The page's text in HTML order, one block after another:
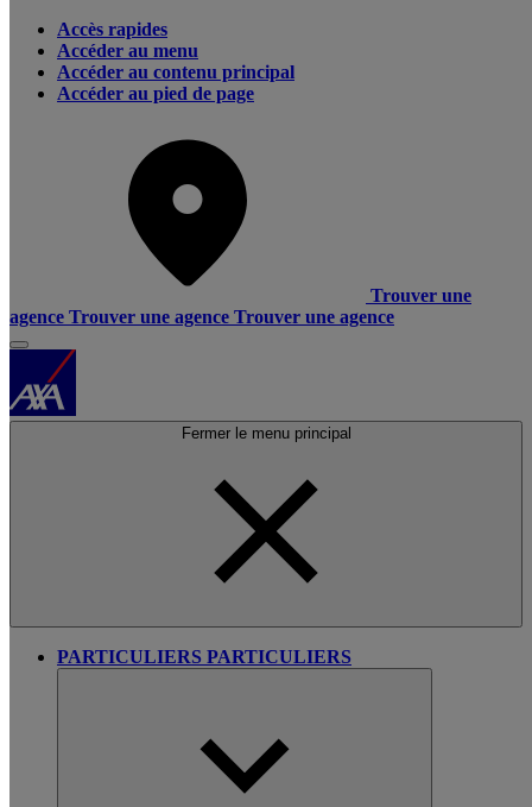
Accès rapides
Accéder au menu
Accéder au contenu principal
Accéder au pied de page
Trouver une
agence Trouver une agence Trouver une agence
Fermer le menu principal
PARTICULIERS PARTICULIERS